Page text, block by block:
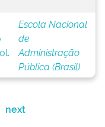
Escola Nacional
de
Administração
Pública (Brasil)
next